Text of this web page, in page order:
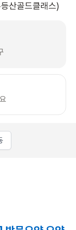
산골드클래스)